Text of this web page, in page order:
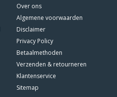
Over ons
Algemene voorwaarden
Disclaimer
Privacy Policy
Betaalmethoden
Verzenden & retourneren
Klantenservice
Sitemap